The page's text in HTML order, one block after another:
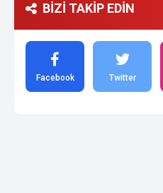
BİZİ TAKİP EDİN
Facebook Twitter